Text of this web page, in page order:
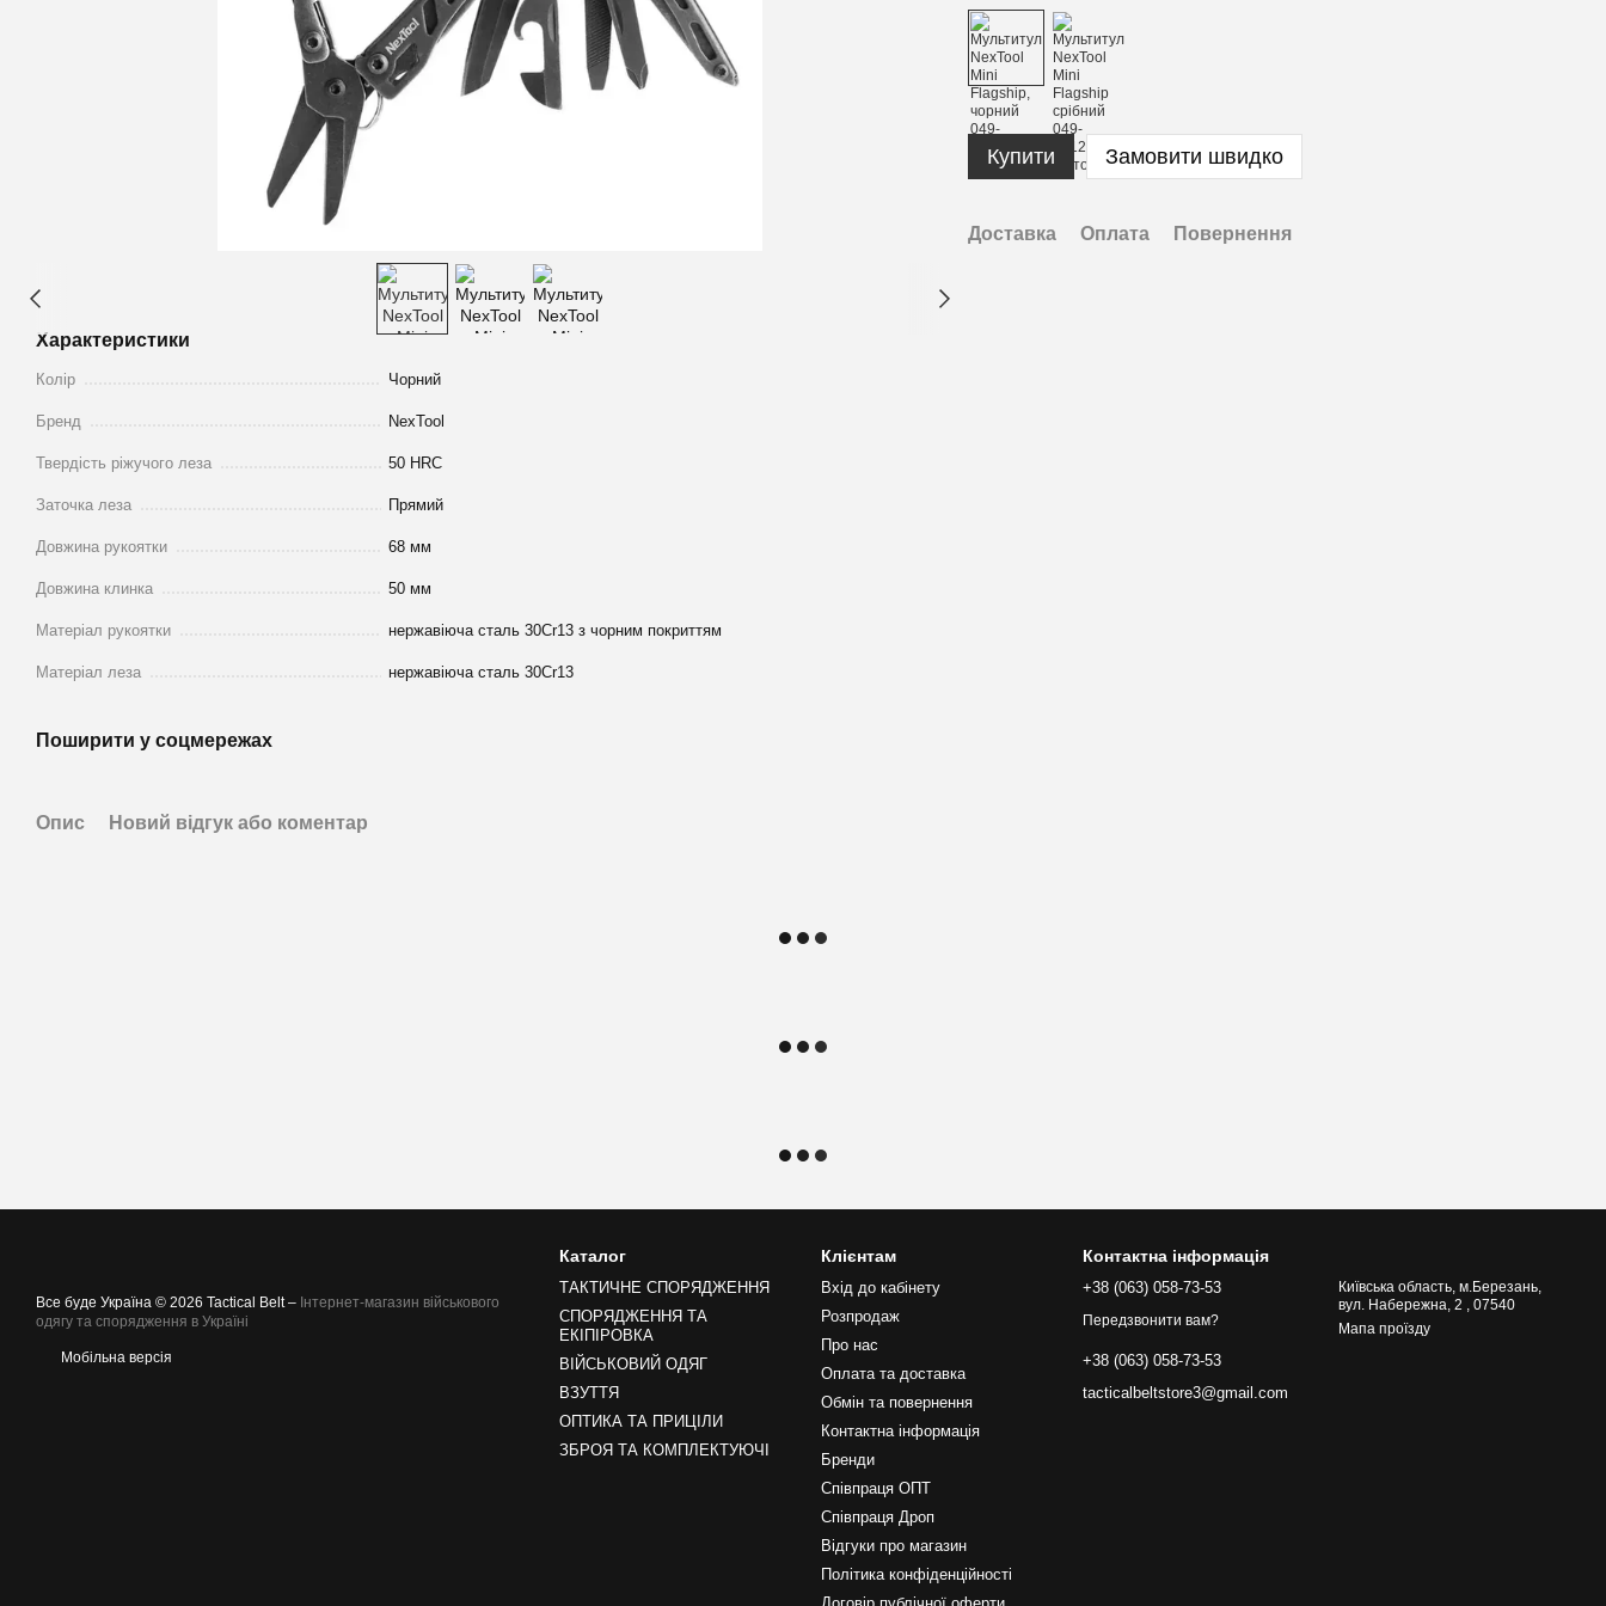
Характеристики
Колір Чорний
Бренд NexTool
Твердість ріжучого леза 50 HRC
Заточка леза Прямий
Довжина рукоятки 68 мм
Довжина клинка 50 мм
Матеріал рукоятки нержавіюча сталь 30Cr13 з чорним покриттям
Матеріал леза нержавіюча сталь 30Cr13
Поширити у соцмережах
Купити Замовити швидко
Доставка Оплата Повернення
Опис Новий відгук або коментар
Все буде Україна © 2026 Tactical Belt – Інтернет-магазин військового
одягу та спорядження в Україні
Мобільна версія
Каталог
ТАКТИЧНЕ СПОРЯДЖЕННЯ
СПОРЯДЖЕННЯ ТА
ЕКІПІРОВКА
ВІЙСЬКОВИЙ ОДЯГ
ВЗУТТЯ
ОПТИКА ТА ПРИЦІЛИ
ЗБРОЯ ТА КОМПЛЕКТУЮЧІ
Клієнтам
Вхід до кабінету
Розпродаж
Про нас
Оплата та доставка
Обмін та повернення
Контактна інформація
Бренди
Співпраця ОПТ
Співпраця Дроп
Відгуки про магазин
Політика конфіденційності
Контактна інформація
+38 (063) 058-73-53
Передзвонити вам?
+38 (063) 058-73-53
tacticalbeltstore3@gmail.com
Київська область, м.Березань,
вул. Набережна, 2 , 07540
Мапа проїзду